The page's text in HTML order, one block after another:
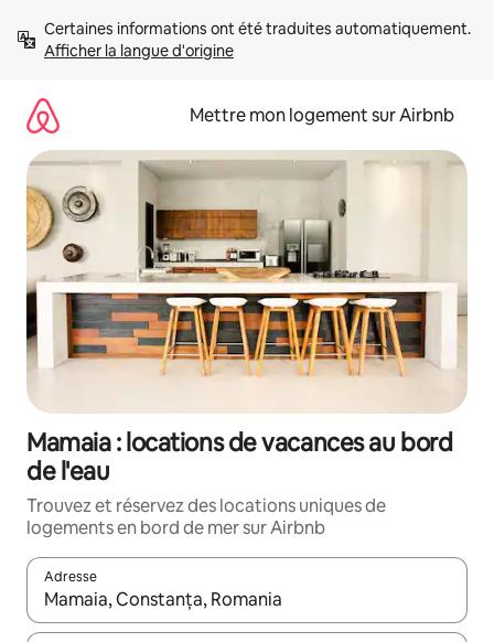
directement
Afficher la langue d'origine
Mettre mon logement sur Airbnb
Mamaia : locations de vacances au bord
de l'eau
Trouvez et réservez des locations uniques de
logements en bord de mer sur Airbnb
Adresse
Lorsque les résultats s'affichent, utilisez les flèches vers le